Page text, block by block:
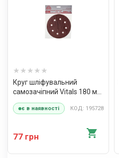
Круг шліфувальний
самозачіпний Vitals 180 мм,
8 отв. з. – 40, 5 од.
є в наявності КОД: 195728
77 грн